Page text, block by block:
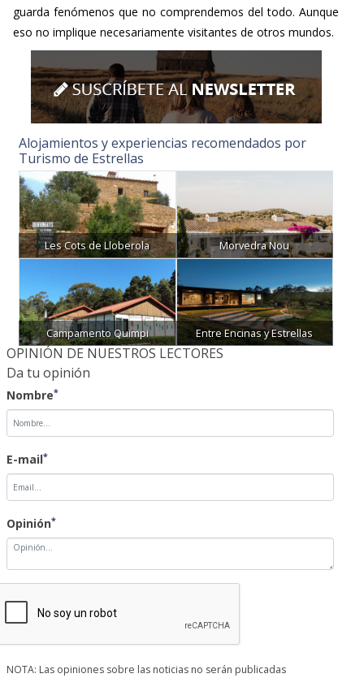
guarda fenómenos que no comprendemos del todo. Aunque
eso no implique necesariamente visitantes de otros mundos.
Alojamientos y experiencias recomendados por
Turismo de Estrellas
Les Cots de Lloberola Morvedra Nou
Campamento Quimpi Entre Encinas y Estrellas
OPINIÓN DE NUESTROS LECTORES
Da tu opinión
Nombre*
E-mail*
Opinión*
NOTA: Las opiniones sobre las noticias no serán publicadas